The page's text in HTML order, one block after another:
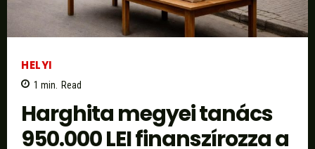
HELYI
1 min. Read
Harghita megyei tanács
950.000 LEI finanszírozza a